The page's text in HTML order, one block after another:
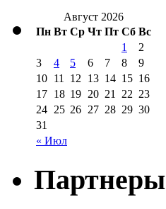
Август 2026
Пн Вт Ср Чт Пт Сб Вс
« Июл
1
2
3
4 5 6 7 8
9
10 11 12 13 14 15 16
17 18 19 20 21 22 23
24 25 26 27 28 29 30
31
Партнеры